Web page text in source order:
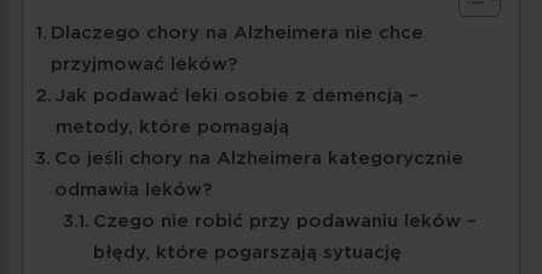
Dlaczego chory na Alzheimera nie chce
przyjmować leków?
Jak podawać leki osobie z demencją –
metody, które pomagają
Co jeśli chory na Alzheimera kategorycznie
odmawia leków?
Czego nie robić przy podawaniu leków –
błędy, które pogarszają sytuację